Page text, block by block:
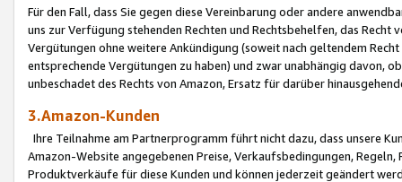
Für den Fall, dass Sie gegen diese Vereinbarung oder andere
uns zur Verfügung stehenden Rechten und Rechtsbehelfen, das
Vergütungen ohne weitere Ankündigung (soweit nach geltendem
entsprechende Vergütungen zu haben) und zwar unabhängig davon,
unbeschadet des Rechts von Amazon, Ersatz für darüber
3.Amazon-Kunden
Ihre Teilnahme am Partnerprogramm führt nicht dazu, dass unsere
Amazon-Website angegebenen Preise, Verkaufsbedingungen,
Produktverkäufe für diese Kunden und können jederzeit geändert